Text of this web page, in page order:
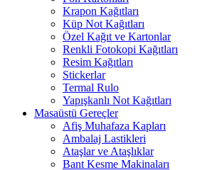
Krapon Kağıtları
Küp Not Kağıtları
Özel Kağıt ve Kartonlar
Renkli Fotokopi Kağıtları
Resim Kağıtları
Stickerlar
Termal Rulo
Yapışkanlı Not Kağıtları
Masaüstü Gereçler
Afiş Muhafaza Kapları
Ambalaj Lastikleri
Ataşlar ve Ataşlıklar
Bant Kesme Makinaları